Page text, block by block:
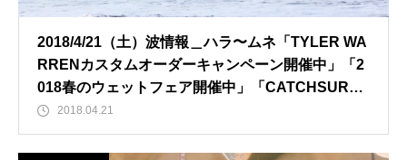
2018/4/21（土）波情報＿ハラ〜ムネ「TYLER WA
RRENカスタムオーダーキャンペーン開催中」「2
018春のウェットフェア開催中」「CATCHSURF2
018先行予約開始」
2018.04.21